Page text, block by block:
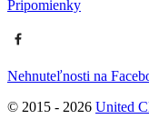
Pripomienky
Nehnuteľnosti na
© 2015 - 2026 United